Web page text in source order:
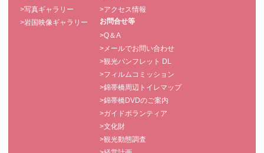
>写真ギャラリー
>岩国映像ギャラリー
>アクセス情報
お問合せ等
>Q＆A
>メールでお問い合わせ
>観光パンフレット DL
>フィルムコミッション
>錦帯橋周辺トイレマップ
>錦帯橋DVDのご案内
>ガイドボランティア
>文化財
>観光動態調査